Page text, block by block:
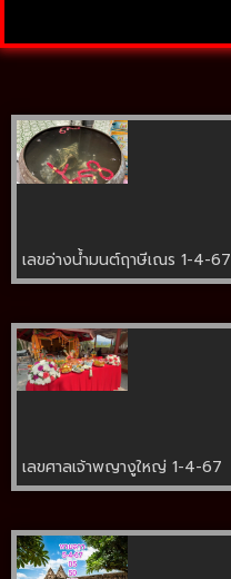
เลขอ่างน้ำมนต์ฤาษีเณร 1-4-67
เลขศาลเจ้าพญางูใหญ่ 1-4-67